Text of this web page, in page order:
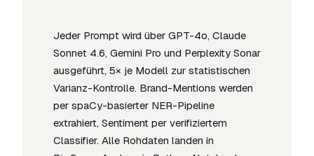
Jeder Prompt wird über GPT-4o, Claude
Sonnet 4.6, Gemini Pro und Perplexity Sonar
ausgeführt, 5× je Modell zur statistischen
Varianz-Kontrolle. Brand-Mentions werden
per spaCy-basierter NER-Pipeline
extrahiert, Sentiment per verifiziertem
Classifier. Alle Rohdaten landen in